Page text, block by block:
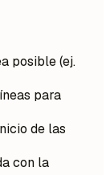
posible (ej.
para
de las
con la